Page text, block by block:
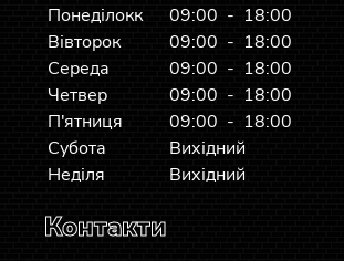
Понеділокк
09:00 - 18:00
Вівторок
09:00 - 18:00
Середа
09:00 - 18:00
Четвер
09:00 - 18:00
П'ятниця
09:00 - 18:00
Субота
Вихідний
Неділя
Вихідний
Контакти